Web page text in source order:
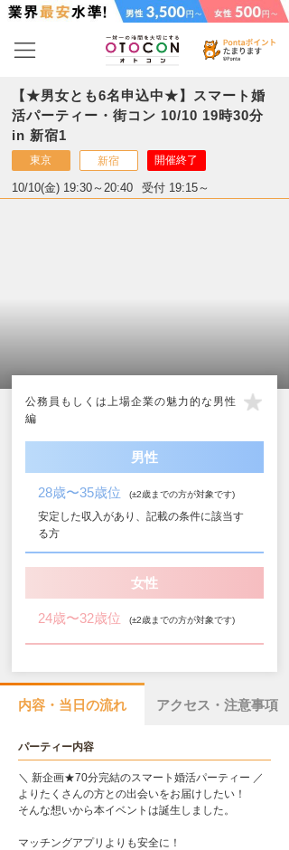
【★男女とも6名申込中★】スマート婚
活パーティー・街コン 10/10 19時30分
in 新宿1
東京 新宿 開催終了
10/10(金) 19:30～20:40 受付 19:15～
公務員もしくは上場企業の魅力的な男性
編
男性
28歳〜35歳位 (±2歳までの方が対象です)
安定した収入があり、記載の条件に該当す
る方
女性
24歳〜32歳位 (±2歳までの方が対象です)
内容・当日の流れ アクセス・注意事項
パーティー内容
＼ 新企画★70分完結のスマート婚活パーティー ／
よりたくさんの方との出会いをお届けしたい！
そんな想いから本イベントは誕生しました。
マッチングアプリよりも安全に！